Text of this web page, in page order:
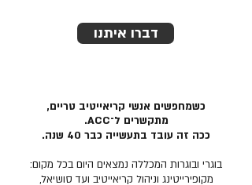
דברו איתנו
כשמחפשים אנשי קריאייטיב טריים,
מתקשרים ל־ACC.
ככה זה עובד בתעשייה כבר 40 שנה.
בוגרי ובוגרות המכללה נמצאים היום בכל מקום:
מקופירייטינג וניהול קריאייטיב ועד סושיאל,